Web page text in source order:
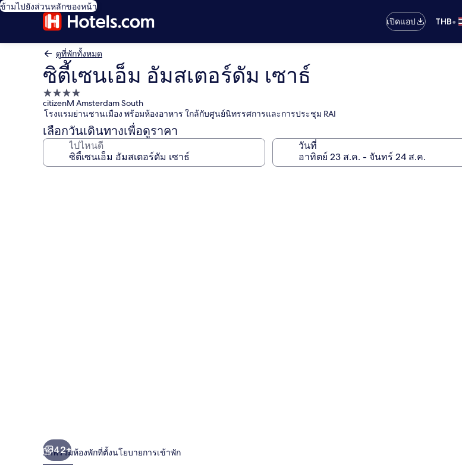
ข้ามไปยังส่วนหลักของหน้า
เปิดแอป
THB•
ดูที่พักทั้งหมด
ซิตี้เซนเอ็ม อัมสเตอร์ดัม เซาธ์
ที่พัก
4.0
ดาว
citizenM Amsterdam South
โรงแรมย่านชานเมือง พร้อมห้องอาหาร ใกล้กับศูนย์นิทรรศการและการประชุม RAI
เลือกวันเดินทางเพื่อดูราคา
ไปไหนดี วันที่
42+
ภาพรวมห้องพักที่ตั้งนโยบายการเข้าพัก